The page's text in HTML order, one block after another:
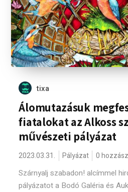
tixa
Álomutazásuk
fiatalokat az Alkoss
művészeti pályázat
2023.03.31. Pályázat 0
Szárnyalj szabadon! alcímmel
pályázatot a Bodó Galéria és